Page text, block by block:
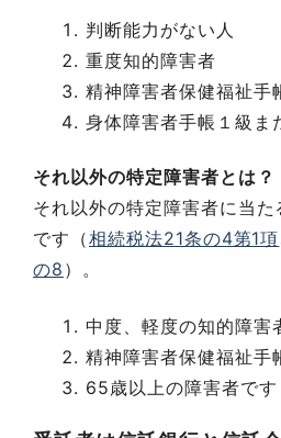
判断能力がない人
重度知的障害者
精神障害者保健福祉手
身体障害者手帳１級ま
それ以外の特定障害者とは？
それ以外の特定障害者に当た
です（相続税法21条の4第1項
の8 ）。
中度、軽度の知的障害
精神障害者保健福祉手
65歳以上の障害者です